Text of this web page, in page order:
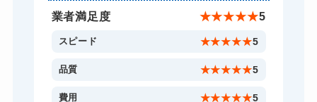
金庫カギ修理 11,000円～(税込)
金庫カギ交換 11,000円～(税込)
ロッカーカギ開け 8,800円～(税込)
10,780円～(税込)
業者満足度 ★★★★★5
スピード ★★★★★5
品質 ★★★★★5
費用 ★★★★★5